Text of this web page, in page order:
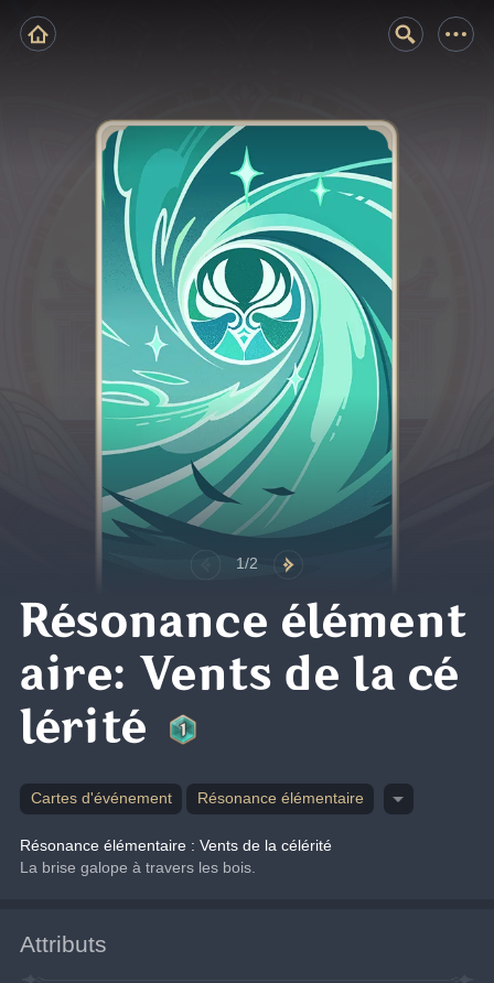
1/2
Résonance élément
aire: Vents de la cé
lérité
Cartes d'événement Résonance élémentaire
Résonance élémentaire : Vents de la célérité
La brise galope à travers les bois.
Attributs